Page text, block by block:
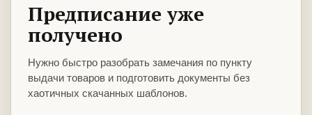
Предписание уже
получено
Нужно быстро разобрать замечания по пункту
выдачи товаров и подготовить документы без
хаотичных скачанных шаблонов.